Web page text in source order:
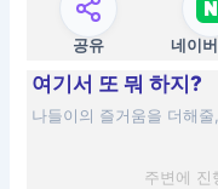
공유 네이
여기서 또 뭐 하지?
나들이의 즐거움을 더해
주변에 진